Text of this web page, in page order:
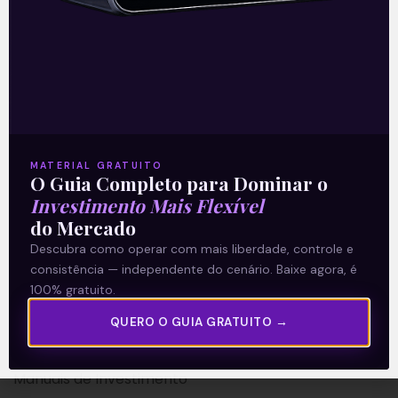
Termos e Condições
Política de Privacidade
Explore
Artigos
E Eu Com Isso?
Vídeos no Youtube
Manuais de Investimento
MATERIAL GRATUITO
O Guia Completo para Dominar o
Investimento Mais Flexível
do Mercado
Descubra como operar com mais liberdade, controle e
consistência — independente do cenário. Baixe agora, é
100% gratuito.
QUERO O GUIA GRATUITO →